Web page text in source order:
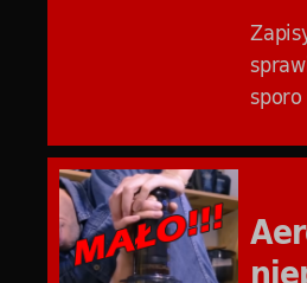
sporo